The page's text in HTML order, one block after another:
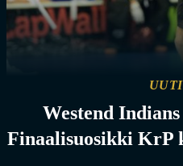
Westend
Finaalisuosikki KrP